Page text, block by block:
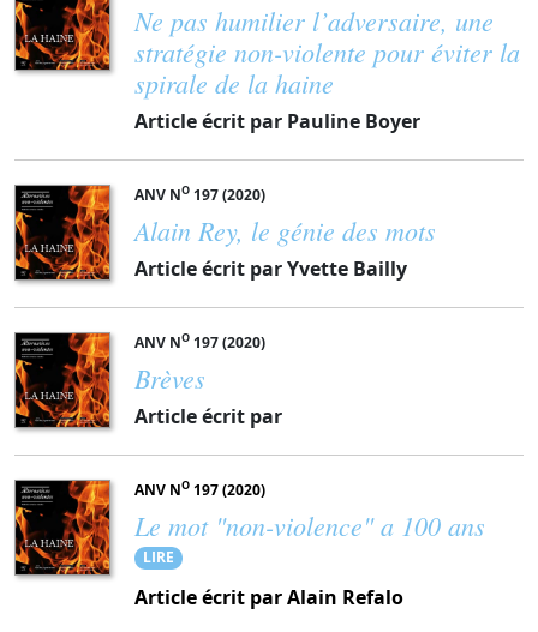
Ne pas humilier l’adversaire, une
stratégie non-violente pour éviter la
spirale de la haine
Article écrit par Pauline Boyer
ANV NO 197 (2020)
Alain Rey, le génie des mots
Article écrit par Yvette Bailly
ANV NO 197 (2020)
Brèves
Article écrit par
ANV NO 197 (2020)
Le mot "non-violence" a 100 ans
LIRE
Article écrit par Alain Refalo